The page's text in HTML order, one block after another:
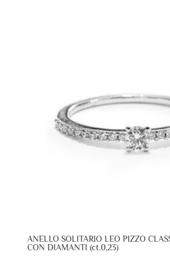
ANELLO SOLITARIO LEO PIZZO
CON DIAMANTI (ct.0,23)